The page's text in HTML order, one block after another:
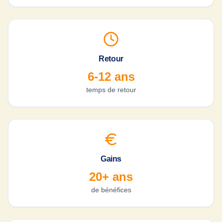
Retour
6-12 ans
temps de retour
Gains
20+ ans
de bénéfices